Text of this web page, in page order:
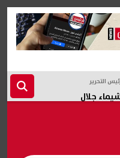
التحرير
جلال